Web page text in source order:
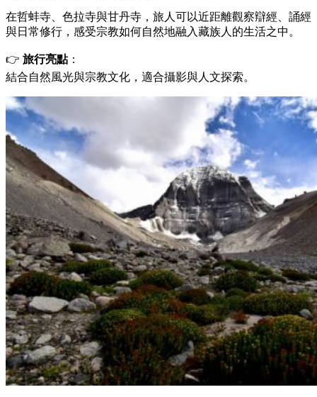
在哲蚌寺、色拉寺與甘丹寺，旅人可以近距離觀察辯經、誦經
與日常修行，感受宗教如何自然地融入藏族人的生活之中。
👉 旅行亮點：
結合自然風光與宗教文化，適合攝影與人文探索。